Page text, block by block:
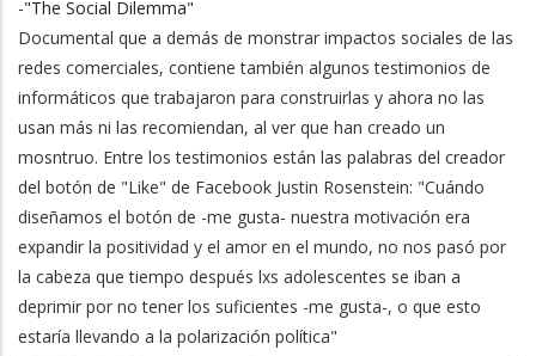
-"The Social Dilemma"
Documental que a demás de monstrar impactos sociales de las
redes comerciales, contiene también algunos testimonios de
informáticos que trabajaron para construirlas y ahora no las
usan más ni las recomiendan, al ver que han creado un
mosntruo. Entre los testimonios están las palabras del creador
del botón de "Like" de Facebook Justin Rosenstein: "Cuándo
diseñamos el botón de -me gusta- nuestra motivación era
expandir la positividad y el amor en el mundo, no nos pasó por
la cabeza que tiempo después lxs adolescentes se iban a
deprimir por no tener los suficientes -me gusta-, o que esto
estaría llevando a la polarización política"